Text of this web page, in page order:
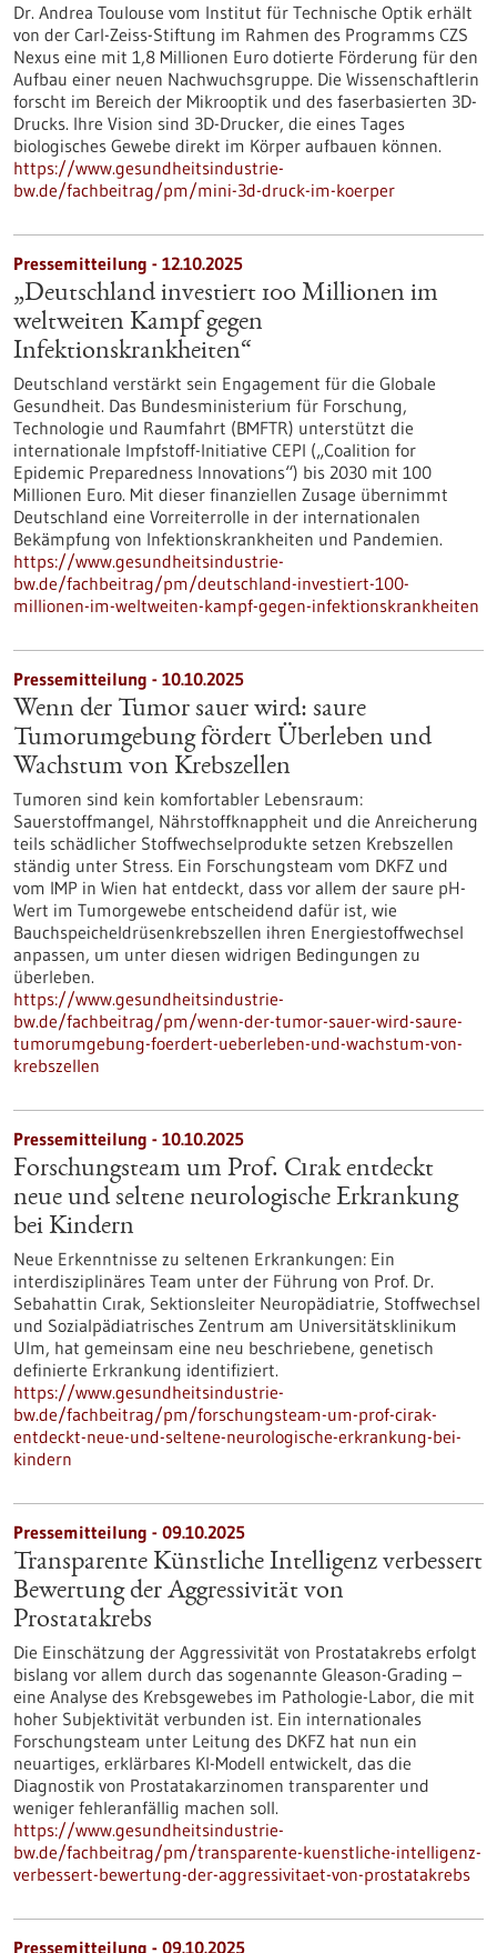
Dr. Andrea Toulouse vom Institut für Technische Optik erhält
von der Carl-Zeiss-Stiftung im Rahmen des Programms CZS
Nexus eine mit 1,8 Millionen Euro dotierte Förderung für den
Aufbau einer neuen Nachwuchsgruppe. Die Wissenschaftlerin
forscht im Bereich der Mikrooptik und des faserbasierten 3D-
Drucks. Ihre Vision sind 3D-Drucker, die eines Tages
biologisches Gewebe direkt im Körper aufbauen können.
https://www.gesundheitsindustrie-
bw.de/fachbeitrag/pm/mini-3d-druck-im-koerper
Pressemitteilung - 12.10.2025
„Deutschland investiert 100 Millionen im
weltweiten Kampf gegen
Infektionskrankheiten“
Deutschland verstärkt sein Engagement für die Globale
Gesundheit. Das Bundesministerium für Forschung,
Technologie und Raumfahrt (BMFTR) unterstützt die
internationale Impfstoff-Initiative CEPI („Coalition for
Epidemic Preparedness Innovations“) bis 2030 mit 100
Millionen Euro. Mit dieser finanziellen Zusage übernimmt
Deutschland eine Vorreiterrolle in der internationalen
Bekämpfung von Infektionskrankheiten und Pandemien.
https://www.gesundheitsindustrie-
bw.de/fachbeitrag/pm/deutschland-investiert-100-
millionen-im-weltweiten-kampf-gegen-infektionskrankheiten
Pressemitteilung - 10.10.2025
Wenn der Tumor sauer wird: saure
Tumorumgebung fördert Überleben und
Wachstum von Krebszellen
Tumoren sind kein komfortabler Lebensraum:
Sauerstoffmangel, Nährstoffknappheit und die Anreicherung
teils schädlicher Stoffwechselprodukte setzen Krebszellen
ständig unter Stress. Ein Forschungsteam vom DKFZ und
vom IMP in Wien hat entdeckt, dass vor allem der saure pH-
Wert im Tumorgewebe entscheidend dafür ist, wie
Bauchspeicheldrüsenkrebszellen ihren Energiestoffwechsel
anpassen, um unter diesen widrigen Bedingungen zu
überleben.
https://www.gesundheitsindustrie-
bw.de/fachbeitrag/pm/wenn-der-tumor-sauer-wird-saure-
tumorumgebung-foerdert-ueberleben-und-wachstum-von-
krebszellen
Pressemitteilung - 10.10.2025
Forschungsteam um Prof. Cırak entdeckt
neue und seltene neurologische Erkrankung
bei Kindern
Neue Erkenntnisse zu seltenen Erkrankungen: Ein
interdisziplinäres Team unter der Führung von Prof. Dr.
Sebahattin Cırak, Sektionsleiter Neuropädiatrie, Stoffwechsel
und Sozialpädiatrisches Zentrum am Universitätsklinikum
Ulm, hat gemeinsam eine neu beschriebene, genetisch
definierte Erkrankung identifiziert.
https://www.gesundheitsindustrie-
bw.de/fachbeitrag/pm/forschungsteam-um-prof-cirak-
entdeckt-neue-und-seltene-neurologische-erkrankung-bei-
kindern
Pressemitteilung - 09.10.2025
Transparente Künstliche Intelligenz verbessert
Bewertung der Aggressivität von
Prostatakrebs
Die Einschätzung der Aggressivität von Prostatakrebs erfolgt
bislang vor allem durch das sogenannte Gleason-Grading –
eine Analyse des Krebsgewebes im Pathologie-Labor, die mit
hoher Subjektivität verbunden ist. Ein internationales
Forschungsteam unter Leitung des DKFZ hat nun ein
neuartiges, erklärbares KI-Modell entwickelt, das die
Diagnostik von Prostatakarzinomen transparenter und
weniger fehleranfällig machen soll.
https://www.gesundheitsindustrie-
bw.de/fachbeitrag/pm/transparente-kuenstliche-intelligenz-
verbessert-bewertung-der-aggressivitaet-von-prostatakrebs
Pressemitteilung - 09.10.2025